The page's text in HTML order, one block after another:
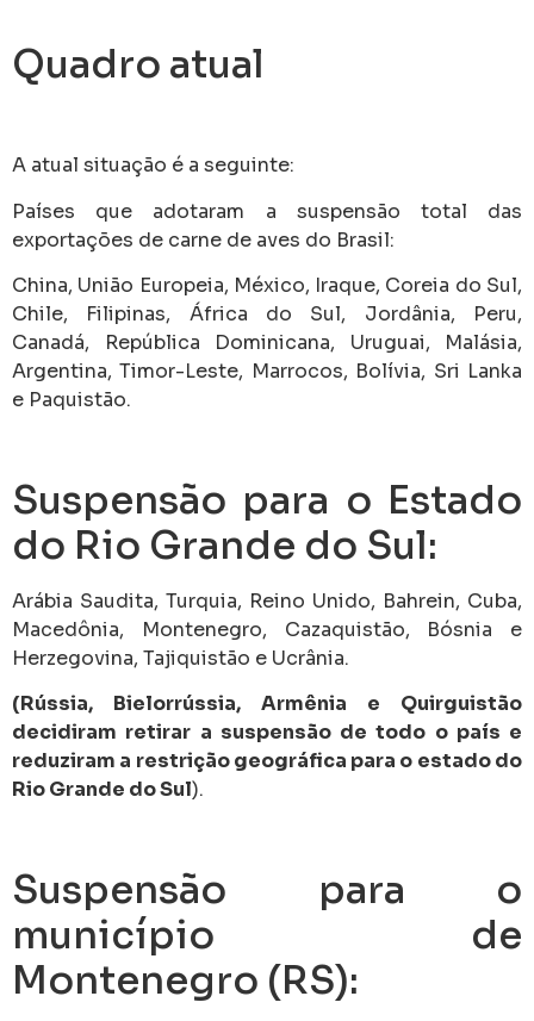
Quadro atual
A atual situação é a seguinte:
Países que adotaram a suspensão total das
exportações de carne de aves do Brasil:
China, União Europeia, México, Iraque, Coreia do Sul,
Chile, Filipinas, África do Sul, Jordânia, Peru,
Canadá, República Dominicana, Uruguai, Malásia,
Argentina, Timor-Leste, Marrocos, Bolívia, Sri Lanka
e Paquistão.
Suspensão para o Estado
do Rio Grande do Sul:
Arábia Saudita, Turquia, Reino Unido, Bahrein, Cuba,
Macedônia, Montenegro, Cazaquistão, Bósnia e
Herzegovina, Tajiquistão e Ucrânia.
(Rússia, Bielorrússia, Armênia e Quirguistão
decidiram retirar a suspensão de todo o país e
reduziram a restrição geográfica para o estado do
Rio Grande do Sul).
Suspensão para o
município de
Montenegro (RS):